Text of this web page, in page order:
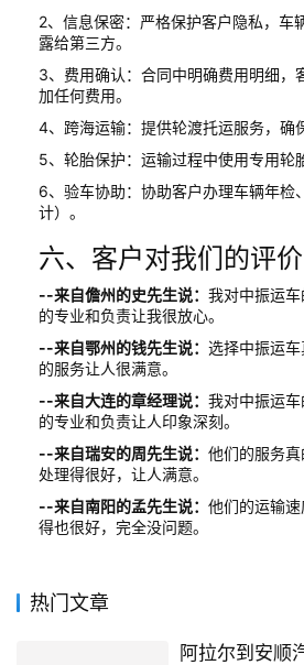
2、信息保密：严格保护客户隐私，车
露给第三方。
3、费用确认：合同中明确费用明细，
加任何费用。
4、跨海运输：提供轮渡托运服务，确
5、轮胎保护：运输过程中使用专用轮
6、验车协助：协助客户办理车辆年检
计）。
六、客户对我们的评价
--来自儋州的史先生说： 我对中振运
的专业和负责让我很放心。
--来自鄂州的钱先生说： 选择中振运
的服务让人很满意。
--来自大连的章经理说： 我对中振运
的专业和负责让人印象深刻。
--来自瑞安的周先生说： 他们的服务
处理得很好，让人满意。
--来自南阳的孟先生说： 他们的运输
得也很好，完全没问题。
热门文章
阿拉尔到安顺